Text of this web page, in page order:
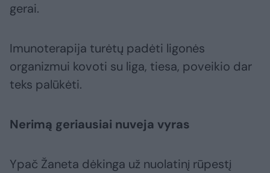
gerai.
Imunoterapija turėtų padėti ligonės
organizmui kovoti su liga, tiesa, poveikio dar
teks palūkėti.
Nerimą geriausiai nuveja vyras
Ypač Žaneta dėkinga už nuolatinį rūpestį